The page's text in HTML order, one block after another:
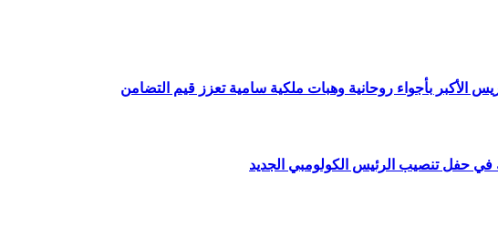
الأكبر بأجواء روحانية وهبات ملكية سامية تعزز قيم التضامن
في حفل تنصيب الرئيس الكولومبي الجديد